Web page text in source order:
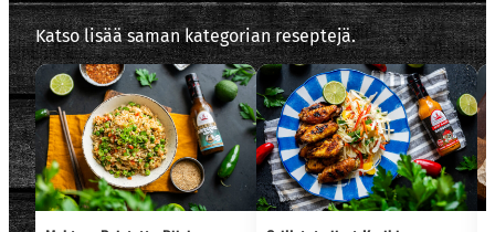
Katso lisää saman kategorian reseptejä.